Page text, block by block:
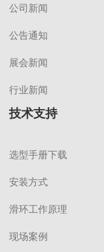
公司新闻
公告通知
展会新闻
行业新闻
技术支持
选型手册下载
安装方式
滑环工作原理
现场案例